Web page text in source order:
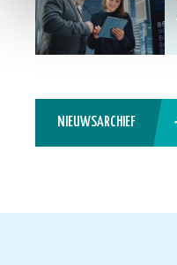
NIEUWSARCHIEF